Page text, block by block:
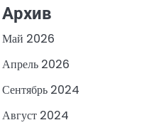
Архив
Май 2026
Апрель 2026
Сентябрь 2024
Август 2024